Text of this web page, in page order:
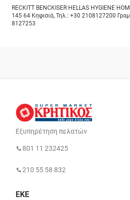
RECKITT BENCKISER HELLAS HYGIENE
145 64 Κηφισιά, Τηλ.: +30 2108127200
8127253
Εξυπηρέτηση πελατών
801 11 232425
210 55 58 832
ΕΚΕ